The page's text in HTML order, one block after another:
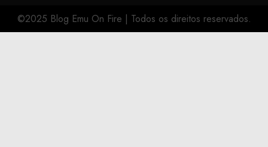
©2025 Blog Emu On Fire | Todos os direitos reservados.